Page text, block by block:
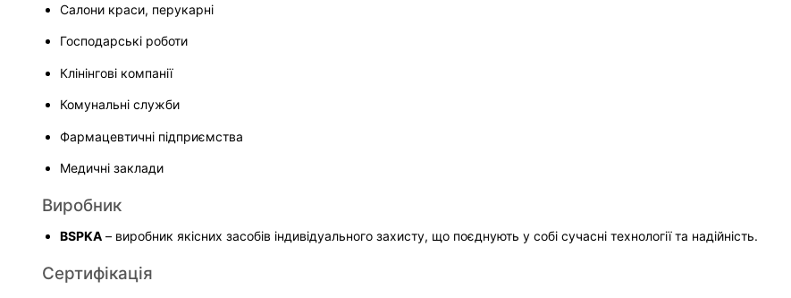
Салони краси, перукарні
Господарські роботи
Клінінгові компанії
Комунальні служби
Фармацевтичні підприємства
Медичні заклади
Виробник
BSPKA – виробник якісних засобів індивідуального захисту, що поєднують у собі сучасні технології та надійність.
Сертифікація